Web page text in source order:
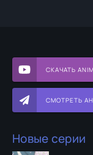
СКАЧАТЬ
СМОТРЕТЬ
Новые серии